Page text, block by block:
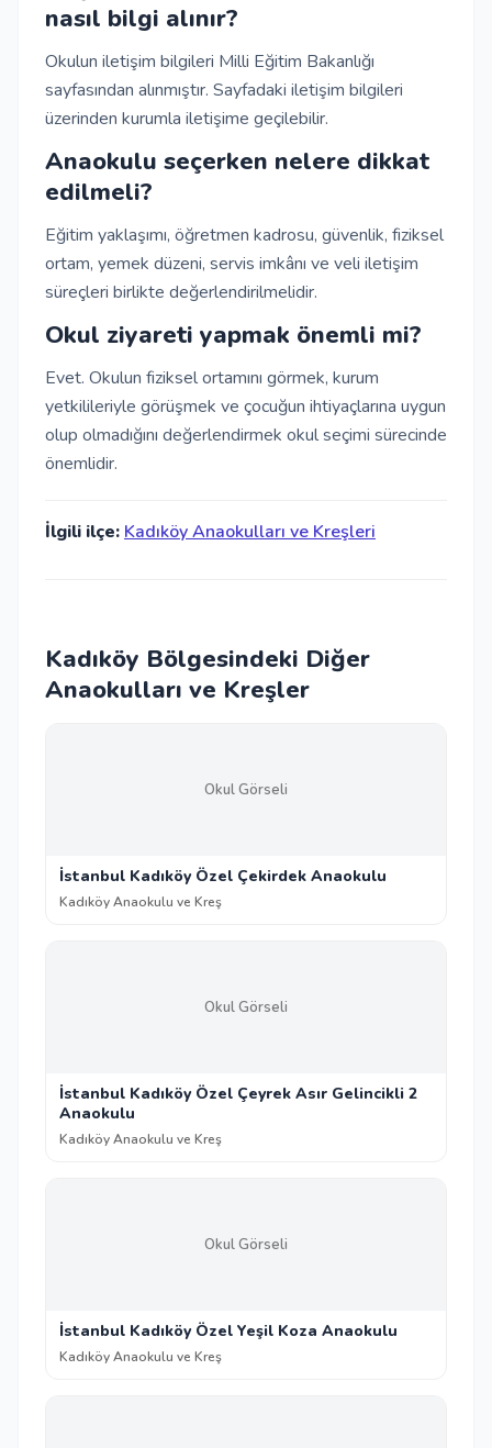
nasıl bilgi alınır?
Okulun iletişim bilgileri Milli Eğitim Bakanlığı
sayfasından alınmıştır. Sayfadaki iletişim bilgileri
üzerinden kurumla iletişime geçilebilir.
Anaokulu seçerken nelere dikkat
edilmeli?
Eğitim yaklaşımı, öğretmen kadrosu, güvenlik, fiziksel
ortam, yemek düzeni, servis imkânı ve veli iletişim
süreçleri birlikte değerlendirilmelidir.
Okul ziyareti yapmak önemli mi?
Evet. Okulun fiziksel ortamını görmek, kurum
yetkilileriyle görüşmek ve çocuğun ihtiyaçlarına uygun
olup olmadığını değerlendirmek okul seçimi sürecinde
önemlidir.
İlgili ilçe: Kadıköy Anaokulları ve Kreşleri
Kadıköy Bölgesindeki Diğer
Anaokulları ve Kreşler
Okul Görseli
İstanbul Kadıköy Özel Çekirdek Anaokulu
Kadıköy Anaokulu ve Kreş
Okul Görseli
İstanbul Kadıköy Özel Çeyrek Asır Gelincikli 2
Anaokulu
Kadıköy Anaokulu ve Kreş
Okul Görseli
İstanbul Kadıköy Özel Yeşil Koza Anaokulu
Kadıköy Anaokulu ve Kreş